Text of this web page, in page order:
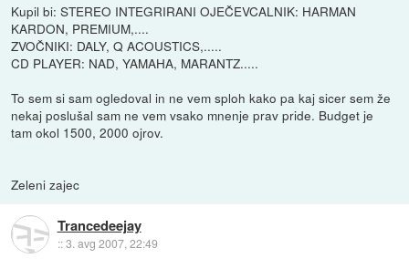
Kupil bi: STEREO INTEGRIRANI OJEČEVCALNIK: HARMAN
KARDON, PREMIUM,....
ZVOČNIKI: DALY, Q ACOUSTICS,.....
CD PLAYER: NAD, YAMAHA, MARANTZ.....
To sem si sam ogledoval in ne vem sploh kako pa kaj sicer sem že
nekaj poslušal sam ne vem vsako mnenje prav pride. Budget je
tam okol 1500, 2000 ojrov.
Zeleni zajec
Trancedeejay
::3. avg 2007, 22:49